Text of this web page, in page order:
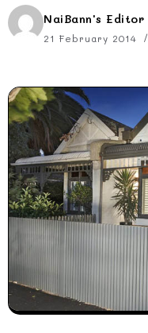
NaiBann's Editor
21 February 2014